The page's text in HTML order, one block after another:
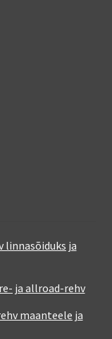
linnasõiduks ja
ja allroad-rehv
maanteele ja